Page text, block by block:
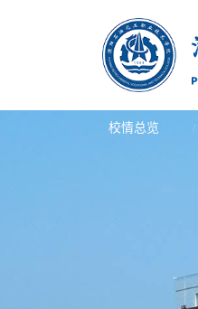
校情总览